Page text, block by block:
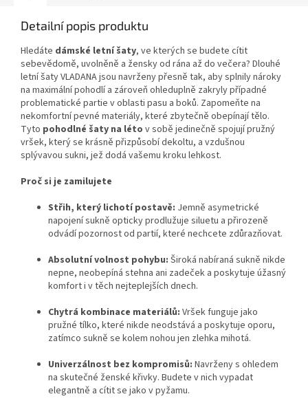
Detailní popis produktu
Hledáte dámské letní šaty, ve kterých se budete cítit
sebevědomě, uvolněně a žensky od rána až do večera? Dlouhé
letní šaty VLADANA jsou navrženy přesně tak, aby splnily nároky
na maximální pohodlí a zároveň ohleduplně zakryly případné
problematické partie v oblasti pasu a boků. Zapomeňte na
nekomfortní pevné materiály, které zbytečně obepínají tělo.
Tyto pohodlné šaty na léto v sobě jedinečně spojují pružný
vršek, který se krásně přizpůsobí dekoltu, a vzdušnou
splývavou sukni, jež dodá vašemu kroku lehkost.
Proč si je zamilujete
Střih, který lichotí postavě: Jemně asymetrické
napojení sukně opticky prodlužuje siluetu a přirozeně
odvádí pozornost od partií, které nechcete zdůrazňovat.
Absolutní volnost pohybu: Široká nabíraná sukně nikde
nepne, neobepíná stehna ani zadeček a poskytuje úžasný
komfort i v těch nejteplejších dnech.
Chytrá kombinace materiálů: Vršek funguje jako
pružné tílko, které nikde neodstává a poskytuje oporu,
zatímco sukně se kolem nohou jen zlehka mihotá.
Univerzálnost bez kompromisů: Navrženy s ohledem
na skutečné ženské křivky. Budete v nich vypadat
elegantně a cítit se jako v pyžamu.